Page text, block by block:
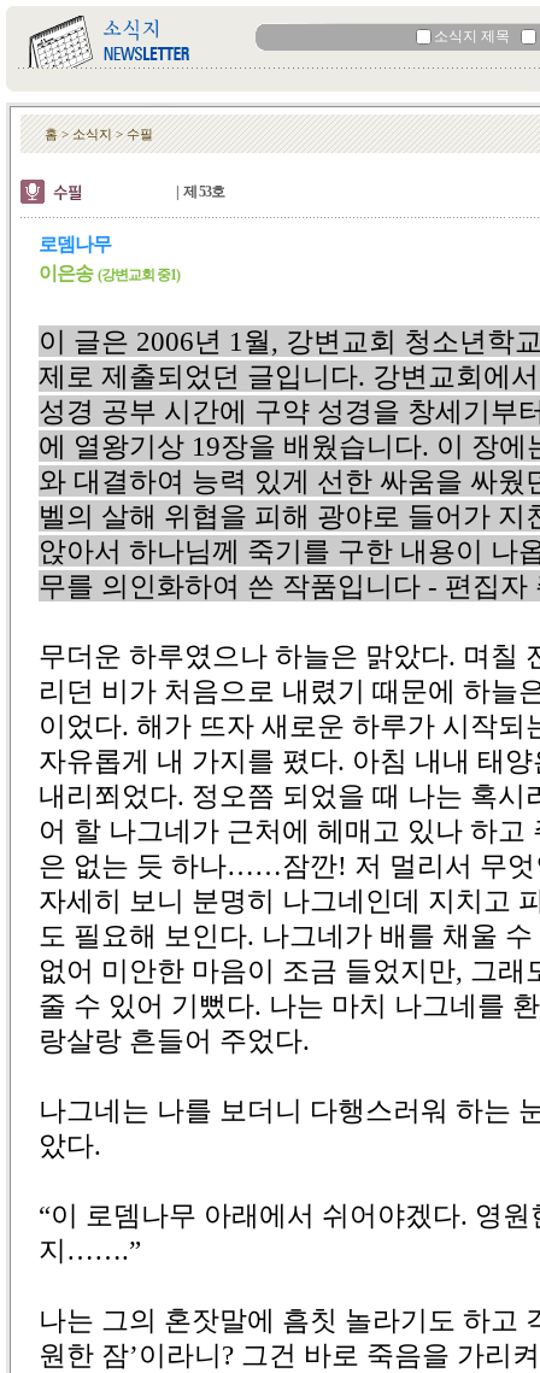
소식지 제목
홈 > 소식지 > 수필
| 제 53호
로뎀나무
이은송 (강변교회 중1)
이 글은 2006년 1월, 강변교회 청소년학
제로 제출되었던 글입니다. 강변교회에
성경 공부 시간에 구약 성경을 창세기부
에 열왕기상 19장을 배웠습니다. 이 장
와 대결하여 능력 있게 선한 싸움을 싸웠
벨의 살해 위협을 피해 광야로 들어가 지
앉아서 하나님께 죽기를 구한 내용이 나
무를 의인화하여 쓴 작품입니다 - 편집자
무더운 하루였으나 하늘은 맑았다. 며칠
리던 비가 처음으로 내렸기 때문에 하늘
이었다. 해가 뜨자 새로운 하루가 시작되
자유롭게 내 가지를 폈다. 아침 내내 태
내리쬐었다. 정오쯤 되었을 때 나는 혹시
어 할 나그네가 근처에 헤매고 있나 하고
은 없는 듯 하나……잠깐! 저 멀리서 무엇
자세히 보니 분명히 나그네인데 지치고
도 필요해 보인다. 나그네가 배를 채울
없어 미안한 마음이 조금 들었지만, 그래
줄 수 있어 기뻤다. 나는 마치 나그네를
랑살랑 흔들어 주었다.
나그네는 나를 보더니 다행스러워 하는
았다.
“이 로뎀나무 아래에서 쉬어야겠다. 영
지…….”
나는 그의 혼잣말에 흠칫 놀라기도 하고
원한 잠’이라니? 그건 바로 죽음을 가리